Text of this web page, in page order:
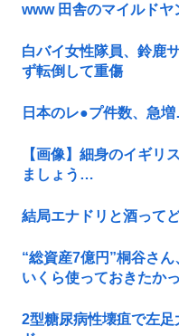
www 田舎のマイルドヤ
白バイ女性隊員、鈴鹿
ず転倒して重傷
日本のレ●プ件数、急
【画像】細身のイギリ
ましょう…
結局エナドリと酒って
“総資産7億円”桐谷さ
いくら使っておきたか
2型糖尿病性壊疽で左